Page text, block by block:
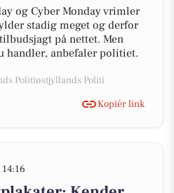
og Cyber Monday vrimler
stadig meget og derfor
på nettet. Men
handler, anbefaler politiet.
Politiøstjyllands Politi
Kopiér link